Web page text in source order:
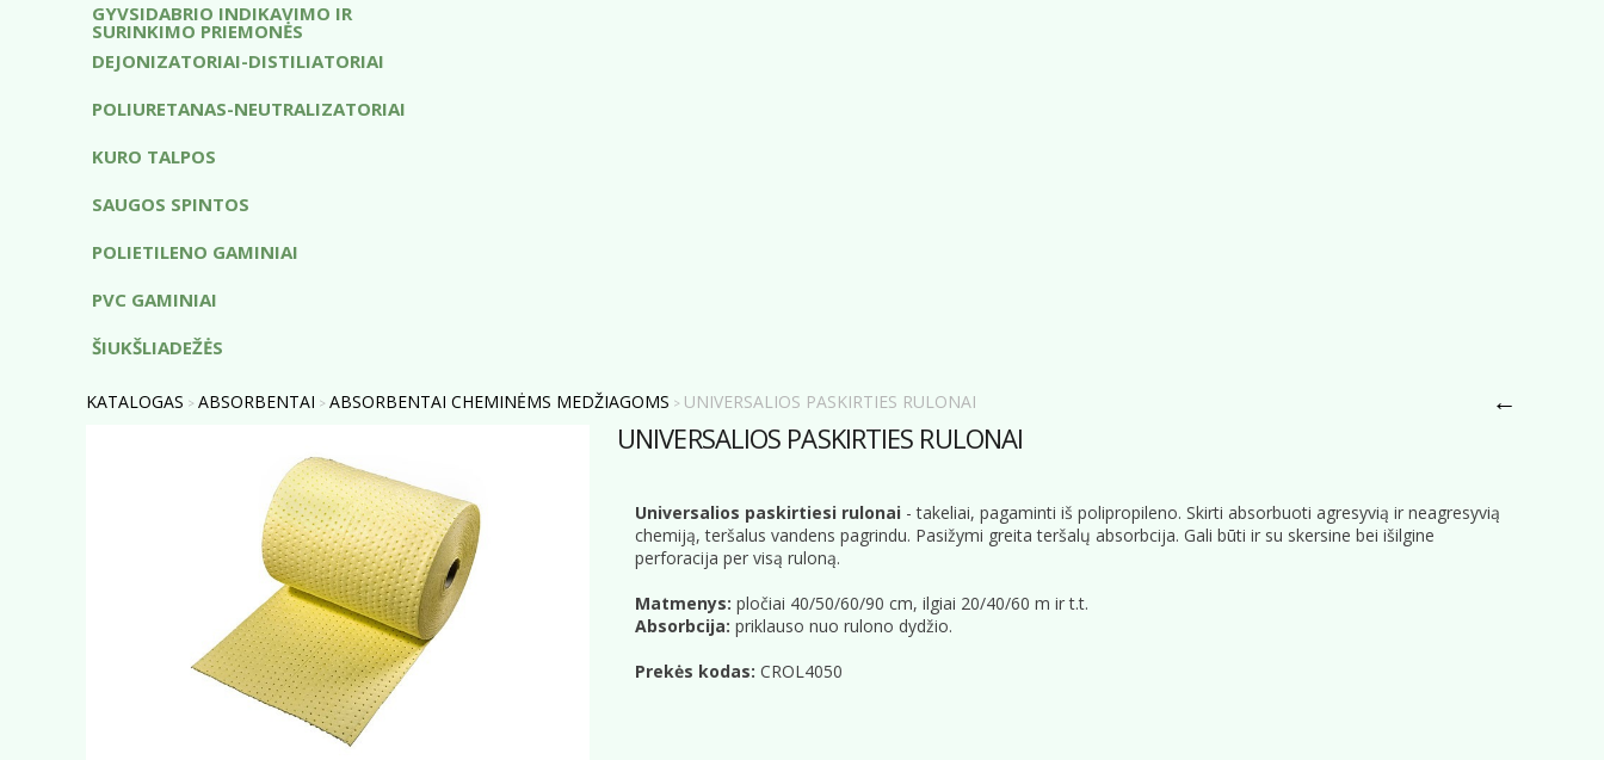
GYVSIDABRIO INDIKAVIMO IR
SURINKIMO PRIEMONĖS
DEJONIZATORIAI-DISTILIATORIAI
POLIURETANAS-NEUTRALIZATORIAI
KURO TALPOS
SAUGOS SPINTOS
POLIETILENO GAMINIAI
PVC GAMINIAI
ŠIUKŠLIADEŽĖS
KATALOGAS > ABSORBENTAI > ABSORBENTAI CHEMINĖMS MEDŽIAGOMS > UNIVERSALIOS PASKIRTIES RULONAI ←
UNIVERSALIOS PASKIRTIES RULONAI
Universalios paskirtiesi rulonai - takeliai, pagaminti iš polipropileno. Skirti absorbuoti agresyvią ir neagresyvią
chemiją, teršalus vandens pagrindu. Pasižymi greita teršalų absorbcija. Gali būti ir su skersine bei išilgine
perforacija per visą ruloną.
Matmenys: pločiai 40/50/60/90 cm, ilgiai 20/40/60 m ir t.t.
Absorbcija: priklauso nuo rulono dydžio.
Prekės kodas: CROL4050